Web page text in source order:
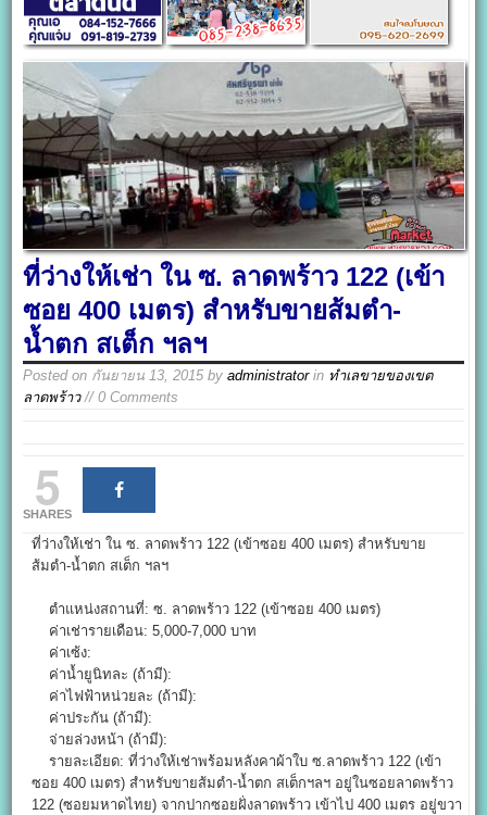
ที่ว่างให้เช่า ใน ซ. ลาดพร้าว 122 (เข้า
ซอย 400 เมตร) สำหรับขายส้มตำ-
น้ำตก สเต็ก ฯลฯ
Posted on กันยายน 13, 2015 byadministratorin ทำเลขายของเขต
ลาดพร้าว// 0 Comments
5
SHARES
ที่ว่างให้เช่า ใน ซ. ลาดพร้าว 122 (เข้าซอย 400 เมตร) สำหรับขาย
ส้มตำ-น้ำตก สเต็ก ฯลฯ
ตำแหน่งสถานที่: ซ. ลาดพร้าว 122 (เข้าซอย 400 เมตร)
ค่าเช่ารายเดือน: 5,000-7,000 บาท
ค่าเซ้ง:
ค่าน้ำยูนิทละ (ถ้ามี):
ค่าไฟฟ้าหน่วยละ (ถ้ามี):
ค่าประกัน (ถ้ามี):
จ่ายล่วงหน้า (ถ้ามี):
รายละเอียด: ที่ว่างให้เช่าพร้อมหลังคาผ้าใบ ซ.ลาดพร้าว 122 (เข้า
ซอย 400 เมตร) สำหรับขายส้มตำ-น้ำตก สเต็กฯลฯ อยู่ในซอยลาดพร้าว
122 (ซอยมหาดไทย) จากปากซอยฝั่งลาดพร้าว เข้าไป 400 เมตร อยู่ขวา